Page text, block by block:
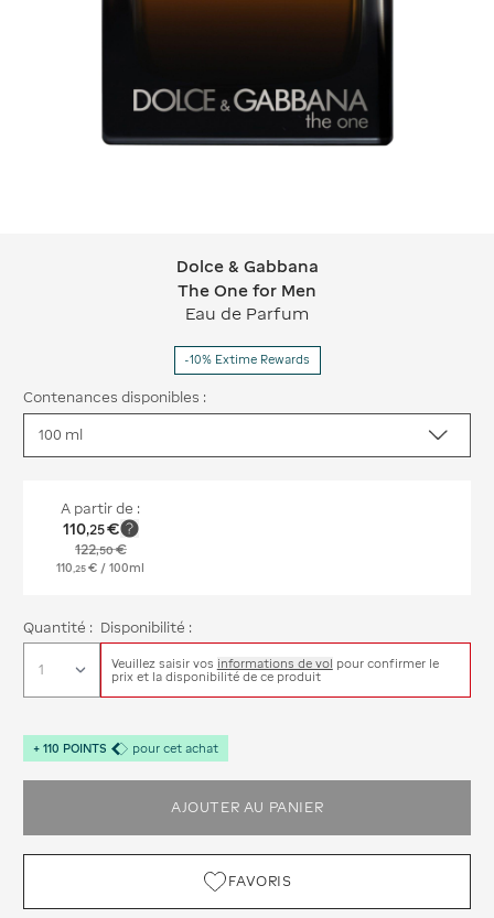
Dolce & Gabbana The One for Men
Dolce & Gabbana
The One for Men
Eau de Parfum
-10% Extime Rewards
Contenances disponibles :
A partir de :
110,25€
122,50€
110 25 € / 100ml
Quantité : Disponibilité :
Veuillez saisir vos informations de vol pour confirmer le
prix et la disponibilité de ce produit
+ 110 POINTS pour cet achat
AJOUTER AU PANIER
FAVORIS